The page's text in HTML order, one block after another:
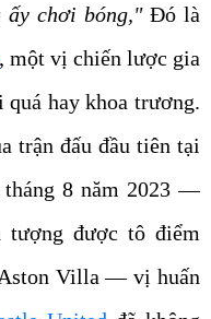
ấy chơi bóng,"Đó là
, một vị chiến lược gia
hay khoa trương.
trận đấu đầu tiên tại
tháng 8 năm 2023 —
tượng được tô điểm
Villa — vị huấn